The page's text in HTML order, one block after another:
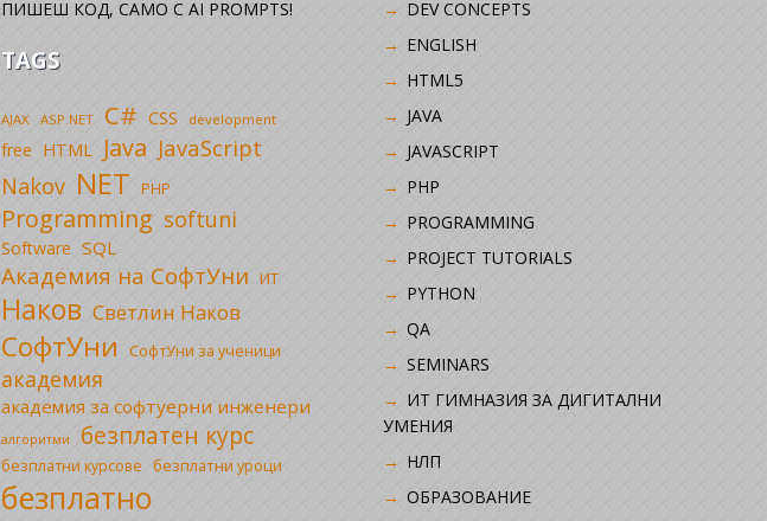
ПИШЕШ КОД, САМО С AI PROMPTS!
TAGS
AJAX ASP.NET C# CSS development
free HTML Java JavaScript
Nakov NET PHP
Programming softuni
Software SQL
Академия на СофтУни ИТ
Наков Светлин Наков
СофтУни СофтУни за ученици
академия
академия за софтуерни инженери
алгоритми безплатен курс
безплатни курсове безплатни уроци
безплатно
DEV CONCEPTS
ENGLISH
HTML5
JAVA
JAVASCRIPT
PHP
PROGRAMMING
PROJECT TUTORIALS
PYTHON
QA
SEMINARS
ИТ ГИМНАЗИЯ ЗА ДИГИТАЛНИ
УМЕНИЯ
НЛП
ОБРАЗОВАНИЕ